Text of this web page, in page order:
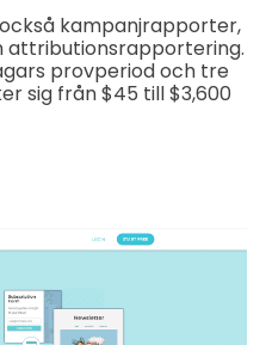
kampanjrapporter,
provperiod och tre
sig från $45 till $3,600